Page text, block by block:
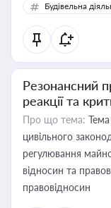
Будівельна
Резонансний
реакції та
Про що тема:
цивільного
регулювання
відносин та
правовідносин